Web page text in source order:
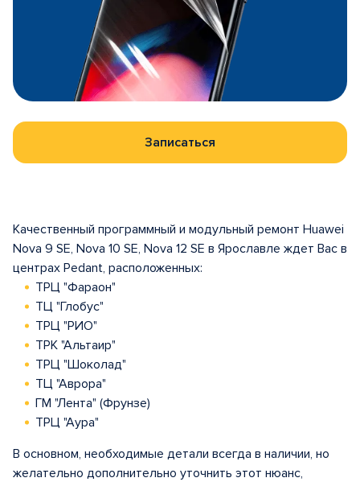
Записаться
Качественный программный и модульный ремонт Huawei
Nova 9 SE, Nova 10 SE, Nova 12 SE в Ярославле ждет Вас в
центрах Pedant, расположенных:
ТРЦ "Фараон"
ТЦ "Глобус"
ТРЦ "РИО"
ТРК "Альтаир"
ТРЦ "Шоколад"
ТЦ "Аврора"
ГМ "Лента" (Фрунзе)
ТРЦ "Аура"
В основном, необходимые детали всегда в наличии, но
желательно дополнительно уточнить этот нюанс,